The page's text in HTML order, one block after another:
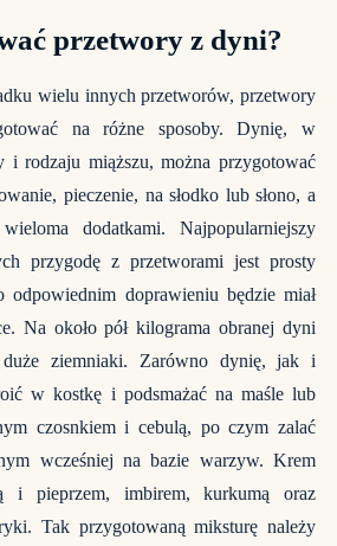
przetwory z dyni?
wielu innych przetworów, przetwory
na różne sposoby. Dynię, w
i rodzaju miąższu, można przygotować
pieczenie, na słodko lub słono, a
dodatkami. Najpopularniejszy
przygodę z przetworami jest prosty
doprawieniu będzie miał
Na około pół kilograma obranej dyni
ziemniaki. Zarówno dynię, jak i
w kostkę i podsmażać na maśle lub
czosnkiem i cebulą, po czym zalać
wcześniej na bazie warzyw. Krem
i pieprzem, imbirem, kurkumą oraz
Tak przygotowaną miksturę należy